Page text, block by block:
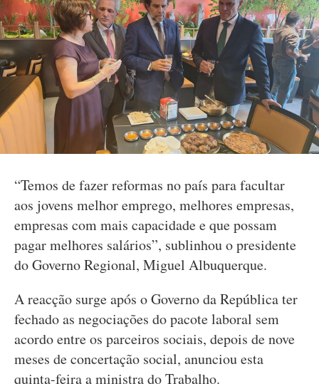
“Temos de fazer reformas no país para facultar
aos jovens melhor emprego, melhores empresas,
empresas com mais capacidade e que possam
pagar melhores salários”, sublinhou o presidente
do Governo Regional, Miguel Albuquerque.
A reacção surge após o Governo da República ter
fechado as negociações do pacote laboral sem
acordo entre os parceiros sociais, depois de nove
meses de concertação social, anunciou esta
quinta-feira a ministra do Trabalho.